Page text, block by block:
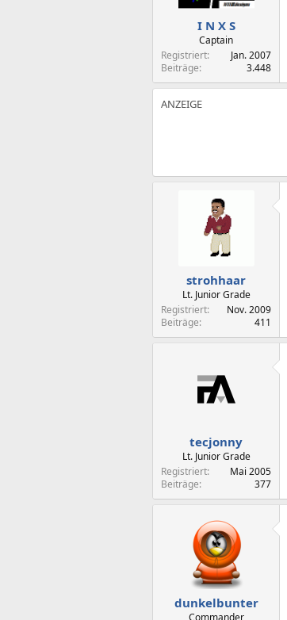
I N X S
Captain
Registriert
Jan. 2007
Beiträge
3.448
strohhaar
Lt. Junior Grade
Registriert
Nov. 2009
Beiträge
411
tecjonny
Lt. Junior Grade
Registriert
Mai 2005
Beiträge
377
dunkelbunter
Commander